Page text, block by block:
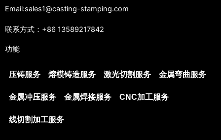
Email:sales1@casting-stamping.com
联系方式：+86 13589217842
功能
压铸服务 熔模铸造服务 激光切割服务 金属弯曲服务
金属冲压服务 金属焊接服务 CNC加工服务
线切割加工服务